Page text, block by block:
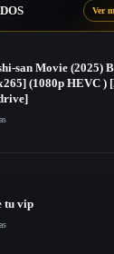
Ver
san Movie (2025)
(1080p HEVC )
tu vip